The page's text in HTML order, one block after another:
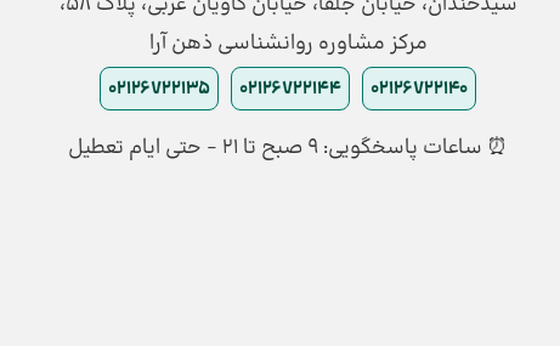
مرکز مشاوره روانشناسی ذهن آرا
02126722140
02126722144
02126722135
⏰ ساعات پاسخگویی: ۹ صبح تا ۲۱ - حتی ایام تعطیل